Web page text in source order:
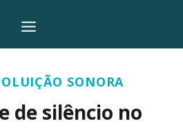
SONORA
de silêncio no